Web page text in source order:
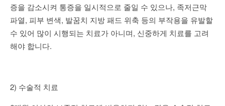
증을 감소시켜 통증을 일시적으로 줄일 수 있으나, 족저근막
파열, 피부 변색, 발꿈치 지방 패드 위축 등의 부작용을 유발할
수 있어 많이 시행되는 치료가 아니며, 신중하게 치료를 고려
해야 합니다.
2) 수술적 치료